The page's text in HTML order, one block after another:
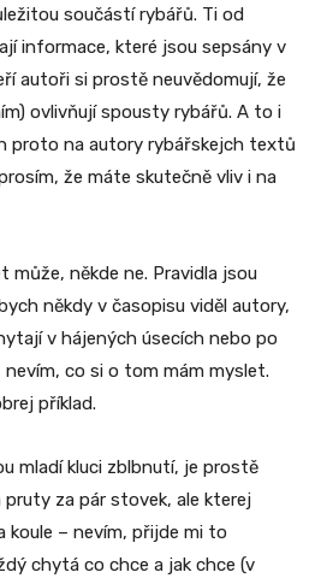
součástí rybářů. Ti od
informace, které jsou sepsány v
autoři si prostě neuvědomují, že
ovlivňují spousty rybářů. A to i
proto na autory rybářskejch textů
že máte skutečně vliv i na
může, někde ne. Pravidla jsou
někdy v časopisu viděl autory,
v hájených úsecích nebo po
nevím, co si o tom mám myslet.
příklad.
mladí kluci zblbnutí, je prostě
pruty za pár stovek, ale kterej
koule – nevím, přijde mi to
chytá co chce a jak chce (v